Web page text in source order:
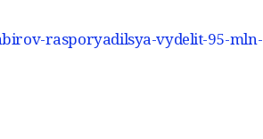
rasporyadilsya-vydelit-95-mln-